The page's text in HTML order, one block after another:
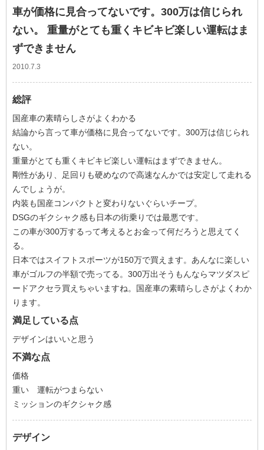
車が価格に見合ってないです。300万は信じられ
ない。 重量がとても重くキビキビ楽しい運転はま
ずできません
2010.7.3
総評
国産車の素晴らしさがよくわかる
結論から言って車が価格に見合ってないです。300万は信じられ
ない。
重量がとても重くキビキビ楽しい運転はまずできません。
剛性があり、足回りも硬めなので高速なんかでは安定して走れる
んでしょうが。
内装も国産コンパクトと変わりないぐらいチープ。
DSGのギクシャク感も日本の街乗りでは最悪です。
この車が300万するって考えるとお金って何だろうと思えてく
る。
日本ではスイフトスポーツが150万で買えます。あんなに楽しい
車がゴルフの半額で売ってる。300万出そうもんならマツダスピ
ードアクセラ買えちゃいますね。国産車の素晴らしさがよくわか
ります。
満足している点
デザインはいいと思う
不満な点
価格
重い 運転がつまらない
ミッションのギクシャク感
デザイン